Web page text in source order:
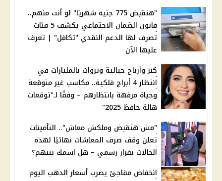
"هتقبض 775 جنيه شهريًا" لو أنت منهم..
قانون الضمان الاجتماعي يكشف 5 فئات
تصرف لها الدعم النقدي "تكافل" | تعرف
عليها الآن
كنز وأرباح خيالية وثروات بالمليارات في
انتظار 4 أبراج فلكية.. مكاسب غير متوقعة
وحياة مرفهة بانتظارهم – وفقًا لـ"توقعات
هالة حافظ 2025"
"مش هتقبض وملكش معاش".. التأمينات
تعلن وقف صرف المعاشات نهائيًا لهذه
الحالات بقرار رسمي – هل اسمك بينهم؟
انخفاض مفاجئ يضرب أسعار الذهب اليوم